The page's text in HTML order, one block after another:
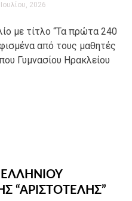
2026
με τίτλο “Τα πρώτα 240
από τους μαθητές
Γυμνασίου Ηρακλείου
“ΑΡΙΣΤΟΤΕΛΗΣ”